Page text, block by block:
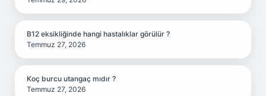
B12 eksikliğinde hangi hastalıklar görülür ?
Temmuz 27, 2026
Koç burcu utangaç mıdır ?
Temmuz 27, 2026